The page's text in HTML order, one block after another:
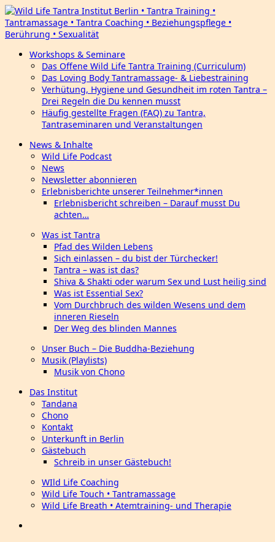
Workshops & Seminare
Das Offene Wild Life Tantra Training (Curriculum)
Das Loving Body Tantramassage- & Liebestraining
Verhütung, Hygiene und Gesundheit im roten Tantra –
Drei Regeln die Du kennen musst
Häufig gestellte Fragen (FAQ) zu Tantra,
Tantraseminaren und Veranstaltungen
News & Inhalte
Wild Life Podcast
News
Newsletter abonnieren
Erlebnisberichte unserer Teilnehmer*innen
Erlebnisbericht schreiben – Darauf musst Du
achten…
Was ist Tantra
Pfad des Wilden Lebens
Sich einlassen – du bist der Türchecker!
Tantra – was ist das?
Shiva & Shakti oder warum Sex und Lust heilig sind
Was ist Essential Sex?
Vom Durchbruch des wilden Wesens und dem
inneren Rieseln
Der Weg des blinden Mannes
Unser Buch – Die Buddha-Beziehung
Musik (Playlists)
Musik von Chono
Das Institut
Tandana
Chono
Kontakt
Unterkunft in Berlin
Gästebuch
Schreib in unser Gästebuch!
WIld Life Coaching
Wild Life Touch • Tantramassage
Wild Life Breath • Atemtraining- und Therapie